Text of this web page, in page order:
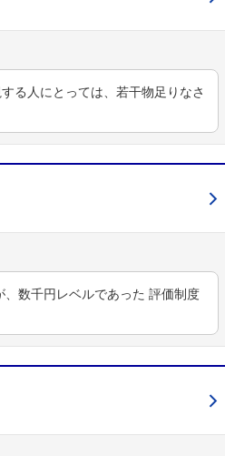
る人にとっては、若干物足りなさ
数千円レベルであった 評価制度